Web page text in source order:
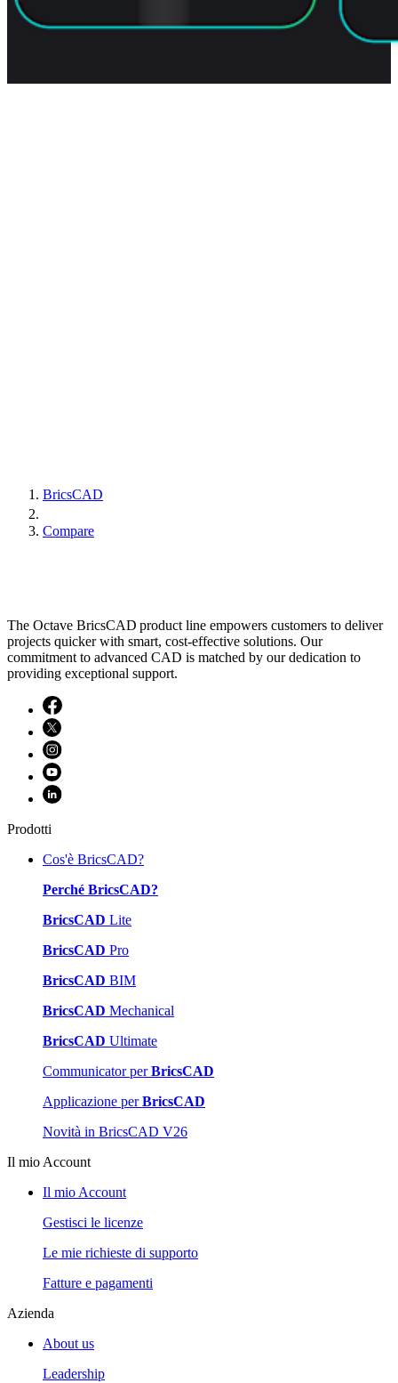
BricsCAD
Compare
The Octave BricsCAD product line empowers customers to deliver
projects quicker with smart, cost-effective solutions. Our
commitment to advanced CAD is matched by our dedication to
providing exceptional support.
Prodotti
Cos'è BricsCAD?
Perché BricsCAD?
BricsCAD Lite
BricsCAD Pro
BricsCAD BIM
BricsCAD Mechanical
BricsCAD Ultimate
Communicator perBricsCAD
Applicazione perBricsCAD
Novità in BricsCAD V26
Il mio Account
Il mio Account
Gestisci le licenze
Le mie richieste di supporto
Fatture e pagamenti
Azienda
About us
Leadership